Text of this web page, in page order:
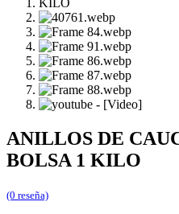
ANILLOS DE
BOLSA 1 KILO
(0 reseña)